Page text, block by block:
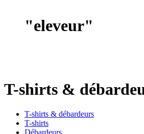
"eleveur"
T-shirts &
T-shirts & débardeurs
T-shirts